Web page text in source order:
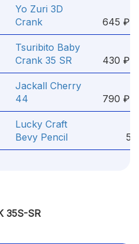
Yo Zuri 3D
Crank
645 ₽
Tsuribito Baby
Crank 35 SR
430 ₽
Jackall Cherry
44
790 ₽
Lucky Craft
Bevy Pencil
590
35S-SR